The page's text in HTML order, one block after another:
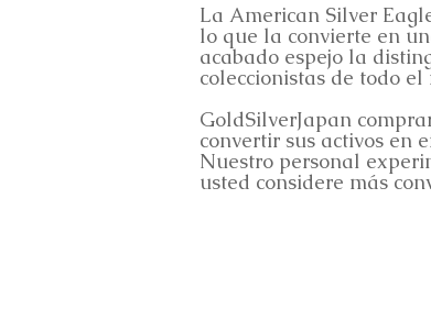
La American Silver
lo que la convierte en
acabado espejo la
coleccionistas de todo el
GoldSilverJapan
convertir sus activos en
Nuestro personal
usted considere más